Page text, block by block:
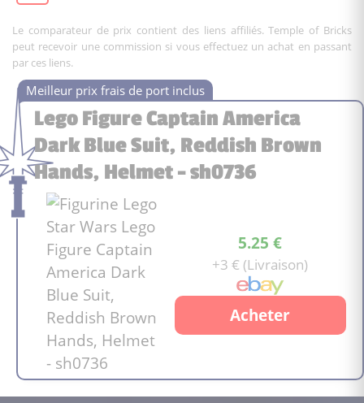
Le comparateur de prix contient des liens affiliés. Temple of Bricks
peut recevoir une commission si vous effectuez un achat en passant
par ces liens.
Lego Figure Captain America
Dark Blue Suit, Reddish Brown
Hands, Helmet - sh0736
5.25 €
+3 € (Livraison)
Acheter